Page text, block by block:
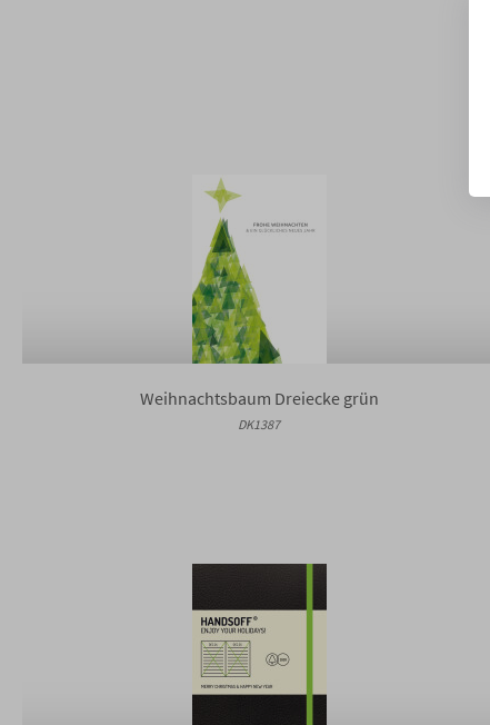
Weihnachtsbaum Dreiecke grün
DK1387